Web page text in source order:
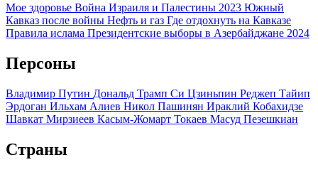
Мое здоровье Война Израиля и Палестины 2023 Южный
Кавказ после войны Нефть и газ Где отдохнуть на Кавказе
Правила ислама Президентские выборы в Азербайджане 2024
Персоны
Владимир Путин Дональд Трамп Си Цзиньпин Реджеп Тайип
Эрдоган Ильхам Алиев Никол Пашинян Ираклий Кобахидзе
Шавкат Мирзиеев Касым-Жомарт Токаев Масуд Пезешкиан
Страны